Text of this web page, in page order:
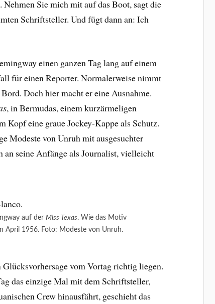
Sie mich mit auf das Boot, sagt die
Schriftsteller. Und fügt dann an: Ich
einen ganzen Tag lang auf einem
für einen Reporter. Normalerweise nimmt
Doch hier macht er eine Ausnahme.
, in Bermudas, einem kurzärmeligen
Kopf eine graue Jockey-Kappe als Schutz.
Modeste von Unruh mit ausgesuchter
seine Anfänge als Journalist, vielleicht
auf derMiss Texas. Wie das Motiv
April 1956. Foto: Modeste von Unruh.
vom Vortag richtig liegen.
das einzige Mal mit dem Schriftsteller,
Crew hinausfährt, geschieht das